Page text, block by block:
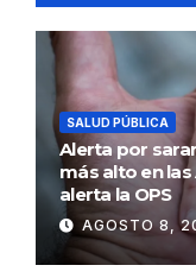
SALUD PÚBLICA
Alerta por
más alto en
alerta la OPS
AGOSTO 8,